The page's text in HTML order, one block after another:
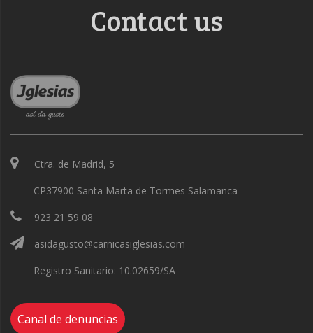
Contact us
Ctra. de Madrid, 5
CP37900 Santa Marta de Tormes Salamanca
923 21 59 08
asidagusto@carnicasiglesias.com
Registro Sanitario: 10.02659/SA
Canal de denuncias